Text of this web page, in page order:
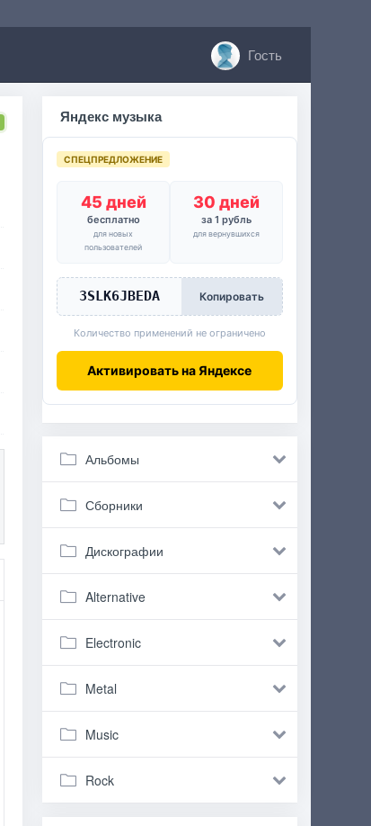
Гость
Яндекс музыка
СПЕЦПРЕДЛОЖЕНИЕ
45 дней
бесплатно
для новых
пользователей
30 дней
за 1 рубль
для вернувшихся
3SLK6JBEDA Копировать
Количество применений не ограничено
Активировать на Яндексе
Альбомы
Сборники
Дискографии
Alternative
Electronic
Metal
Music
Rock